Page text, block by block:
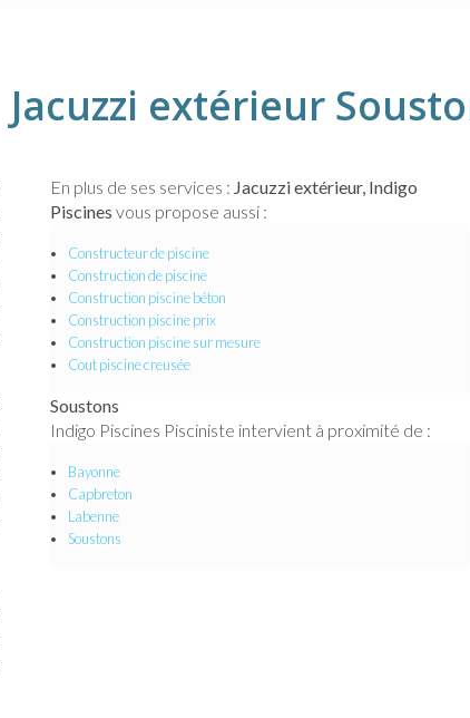
Jacuzzi extérieur
En plus de ses services : Jacuzzi extérieur, Indigo
Piscines vous propose aussi :
Constructeur de piscine
Construction de piscine
Construction piscine béton
Construction piscine prix
Construction piscine sur mesure
Cout piscine creusée
Soustons
Indigo Piscines Pisciniste intervient à proximité de :
Bayonne
Capbreton
Labenne
Soustons